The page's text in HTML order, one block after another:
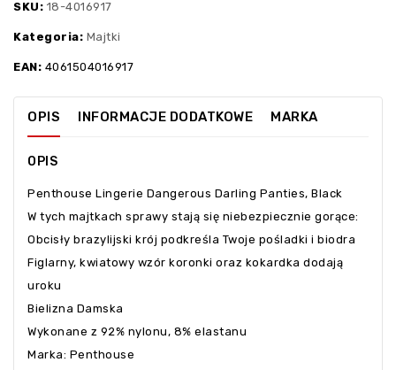
SKU: 18-4016917
Kategoria: Majtki
EAN: 4061504016917
OPIS INFORMACJE DODATKOWE MARKA
OPIS
Penthouse Lingerie Dangerous Darling Panties, Black
W tych majtkach sprawy stają się niebezpiecznie gorące:
Obcisły brazylijski krój podkreśla Twoje pośladki i biodra
Figlarny, kwiatowy wzór koronki oraz kokardka dodają
uroku
Bielizna Damska
Wykonane z 92% nylonu, 8% elastanu
Marka: Penthouse